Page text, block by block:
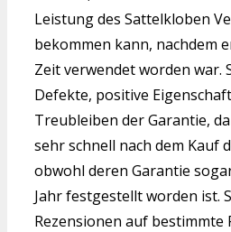
Leistung des Sattelkloben
bekommen kann, nachdem
Zeit verwendet worden war.
Defekte, positive
Treubleiben der Garantie,
sehr schnell nach dem Kauf
obwohl deren Garantie
Jahr festgestellt worden ist.
Rezensionen auf bestimmte